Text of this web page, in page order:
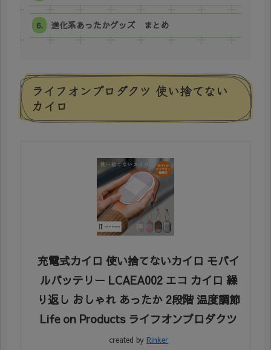
進化系あったかグッズ まとめ
ライフオンプロダクツ 使い捨てない
カイロ
充電式カイロ 使い捨てないカイロ モバイ
ルバッテリー LCAEA002 エコ カイロ 繰
り返し おしゃれ あったか 2段階 温度調節
Life on Products ライフオンプロダクツ
created by Rinker